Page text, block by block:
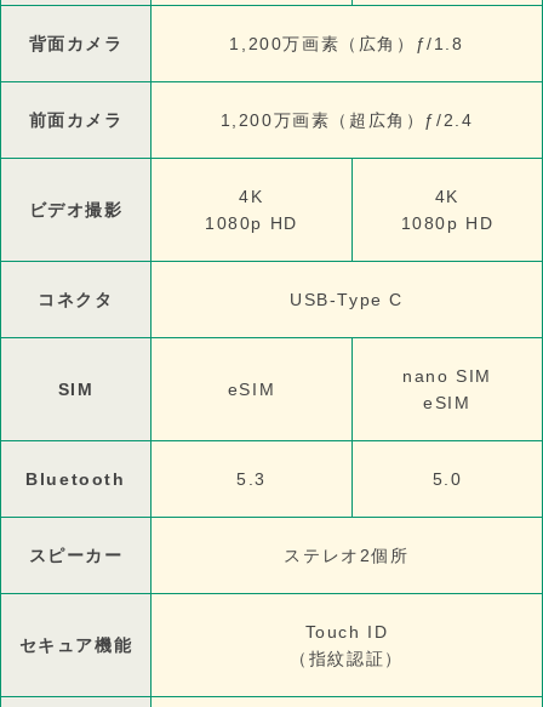
背面カメラ 1,200万画素（広角）ƒ/1.8
前面カメラ 1,200万画素（超広角）ƒ/2.4
ビデオ撮影
4K
1080p HD
4K
1080p HD
コネクタ USB-Type C
SIM eSIM
nano SIM
eSIM
Bluetooth 5.3 5.0
スピーカー ステレオ2個所
セキュア機能
Touch ID
（指紋認証）